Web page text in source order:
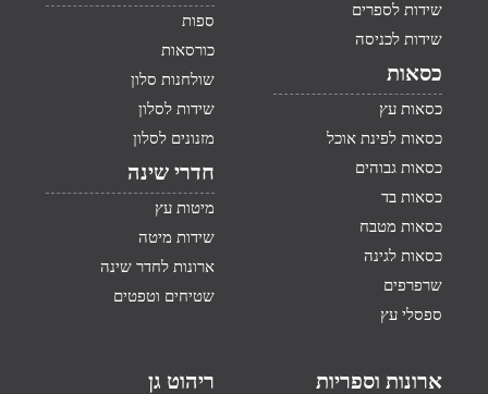
שידות לספרים
שידות לכניסה
כסאות
כסאות עץ
כסאות לפינת אוכל
כסאות גבוהים
כסאות בד
כסאות מטבח
כסאות לגינה
שרפרפים
ספסלי עץ
ספות
כורסאות
שולחנות סלון
שידות לסלון
מזנונים לסלון
חדרי שינה
מיטות עץ
שידות מיטה
ארונות לחדר שינה
שטיחים וטפטים
ארונות וספריות ריהוט גן